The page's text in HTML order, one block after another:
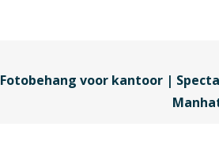
Fotobehang voor kantoor |